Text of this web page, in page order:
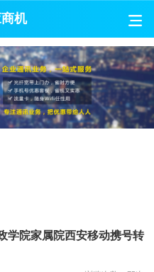
机
学院家属院西安移动携号转